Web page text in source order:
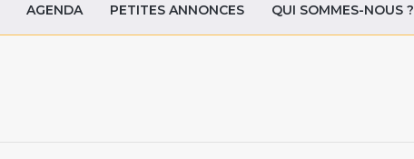
AGENDA PETITES ANNONCES QUI SOMMES-NOUS ?